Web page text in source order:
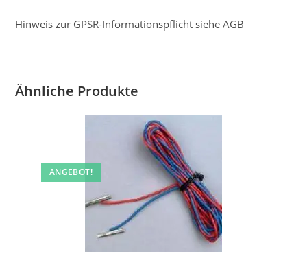
Hinweis zur GPSR-Informationspflicht siehe AGB
Ähnliche Produkte
ANGEBOT!